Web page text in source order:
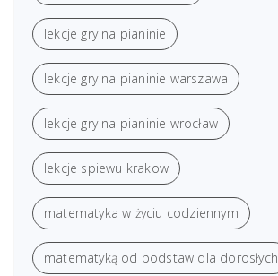
lekcje gry na pianinie
lekcje gry na pianinie warszawa
lekcje gry na pianinie wrocław
lekcje spiewu krakow
matematyka w życiu codziennym
matematyką od podstaw dla dorosłych